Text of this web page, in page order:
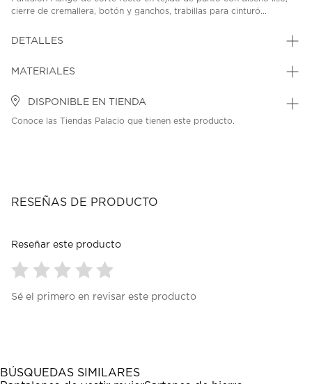
cierre de cremallera, botón y ganchos, trabillas para cinturó...
DETALLES
MATERIALES
DISPONIBLE EN TIENDA
Conoce las Tiendas Palacio que tienen este producto.
RESEÑAS DE PRODUCTO
Reseñar este producto
para
1
estrella
para
estrellas.
para
estrellas.
para
estrellas.
para
estrellas.
Sé el primero en revisar este producto
BÚSQUEDAS SIMILARES